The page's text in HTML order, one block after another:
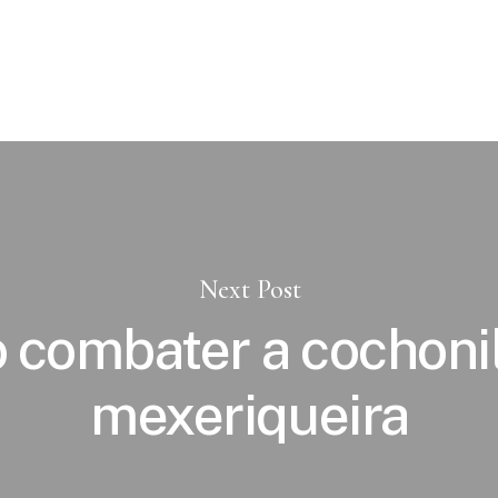
Next Post
combater a
mexeriqueira